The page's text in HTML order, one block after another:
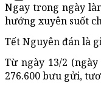
Ngay trong ngày
hướng xuyên suốt
Tết Nguyên đán là
Từ ngày 13/2
276.600 bưu gửi,